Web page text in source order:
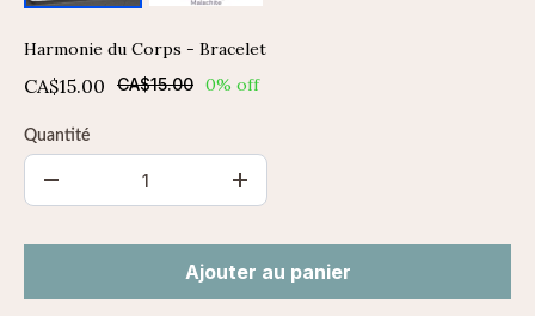
Harmonie du Corps - Bracelet
CA$15.00 CA$15.00 0% off
Quantité
Ajouter au panier